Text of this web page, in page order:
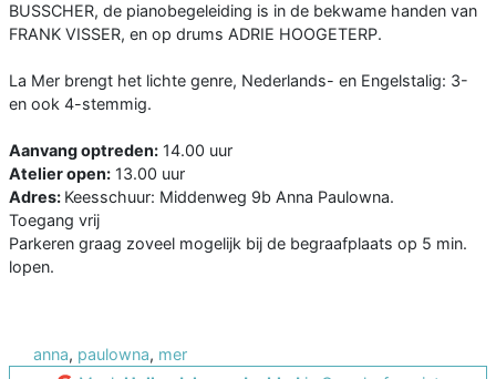
BUSSCHER, de pianobegeleiding is in de bekwame handen van
FRANK VISSER, en op drums ADRIE HOOGETERP.
La Mer brengt het lichte genre, Nederlands- en Engelstalig: 3-
en ook 4-stemmig.
Aanvang optreden: 14.00 uur
Atelier open: 13.00 uur
Adres: Keesschuur: Middenweg 9b Anna Paulowna.
Toegang vrij
Parkeren graag zoveel mogelijk bij de begraafplaats op 5 min.
lopen.
anna, paulowna, mer